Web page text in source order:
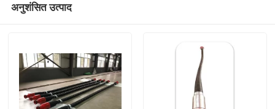
अनुशंसित उत्पाद